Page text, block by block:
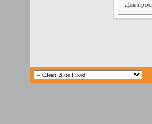
Для